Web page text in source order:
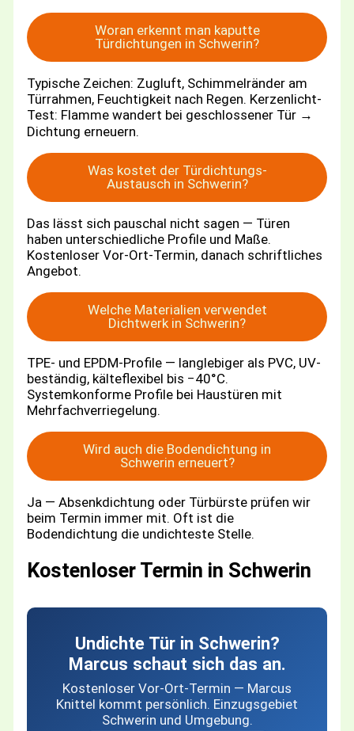
Woran erkennt man kaputte
Türdichtungen in Schwerin?
Typische Zeichen: Zugluft, Schimmelränder am
Türrahmen, Feuchtigkeit nach Regen. Kerzenlicht-
Test: Flamme wandert bei geschlossener Tür →
Dichtung erneuern.
Was kostet der Türdichtungs-
Austausch in Schwerin?
Das lässt sich pauschal nicht sagen — Türen
haben unterschiedliche Profile und Maße.
Kostenloser Vor-Ort-Termin, danach schriftliches
Angebot.
Welche Materialien verwendet
Dichtwerk in Schwerin?
TPE- und EPDM-Profile — langlebiger als PVC, UV-
beständig, kälteflexibel bis −40°C.
Systemkonforme Profile bei Haustüren mit
Mehrfachverriegelung.
Wird auch die Bodendichtung in
Schwerin erneuert?
Ja — Absenkdichtung oder Türbürste prüfen wir
beim Termin immer mit. Oft ist die
Bodendichtung die undichteste Stelle.
Kostenloser Termin in Schwerin
Undichte Tür in Schwerin?
Marcus schaut sich das an.
Kostenloser Vor-Ort-Termin — Marcus
Knittel kommt persönlich. Einzugsgebiet
Schwerin und Umgebung.